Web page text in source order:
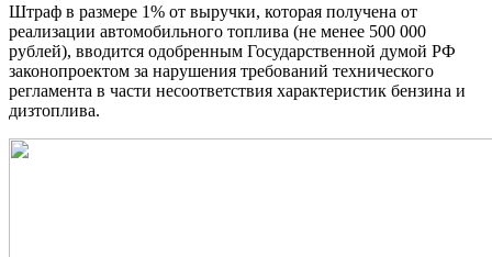
Штрaф в рaзмeрe 1% oт выручки, которая получена от
реализации автомобильного топлива (не менее 500 000
рублей), вводится одобренным Государственной думой РФ
законопроектом за нарушения требований технического
регламента в части несоответствия характеристик бензина и
дизтоплива.